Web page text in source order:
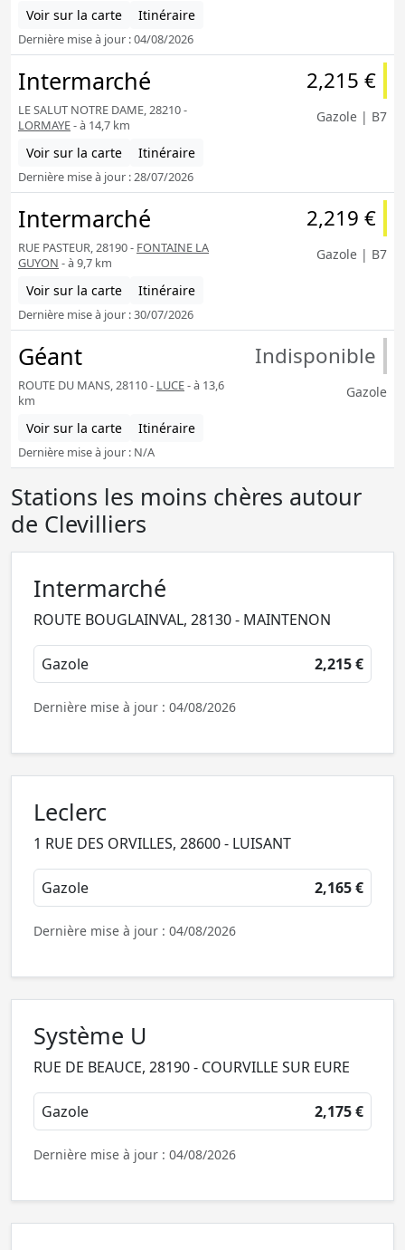
Voir sur la carte Itinéraire
Dernière mise à jour : 04/08/2026
Intermarché
LE SALUT NOTRE DAME, 28210 -
LORMAYE- à 14,7 km
Voir sur la carte Itinéraire
Dernière mise à jour : 28/07/2026
2,215 €
Gazole | B7
Intermarché
RUE PASTEUR, 28190 - FONTAINE LA
GUYON - à 9,7 km
Voir sur la carte Itinéraire
Dernière mise à jour : 30/07/2026
2,219 €
Gazole | B7
Géant
ROUTE DU MANS, 28110 - LUCE- à 13,6
km
Voir sur la carte Itinéraire
Dernière mise à jour : N/A
Indisponible
Gazole
Stations les moins chères autour
de Clevilliers
Intermarché
ROUTE BOUGLAINVAL, 28130 - MAINTENON
Gazole 2,215 €
Dernière mise à jour : 04/08/2026
Leclerc
1 RUE DES ORVILLES, 28600 - LUISANT
Gazole 2,165 €
Dernière mise à jour : 04/08/2026
Système U
RUE DE BEAUCE, 28190 - COURVILLE SUR EURE
Gazole 2,175 €
Dernière mise à jour : 04/08/2026